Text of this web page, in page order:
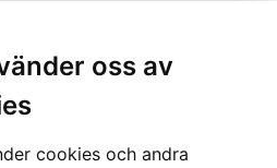
oss av
cookies och andra